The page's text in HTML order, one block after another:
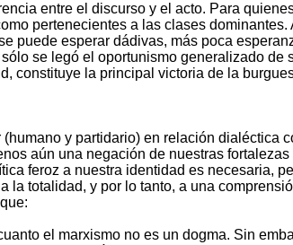
entre el discurso y el acto. Para
pertenecientes a las clases
puede esperar dádivas, más poca
se legó el oportunismo generalizado
constituye la principal victoria de la
y partidario) en relación
aún una negación de nuestras
feroz a nuestra identidad es necesaria,
la totalidad, y por lo tanto, a una
el marxismo no es un dogma. Sin